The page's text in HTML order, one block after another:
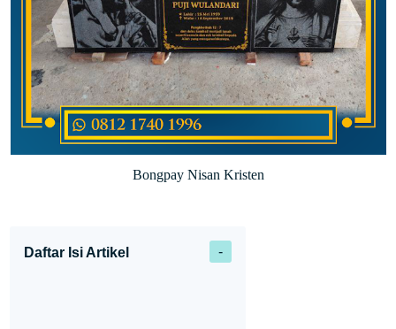
Bongpay Nisan Kristen
Daftar Isi Artikel